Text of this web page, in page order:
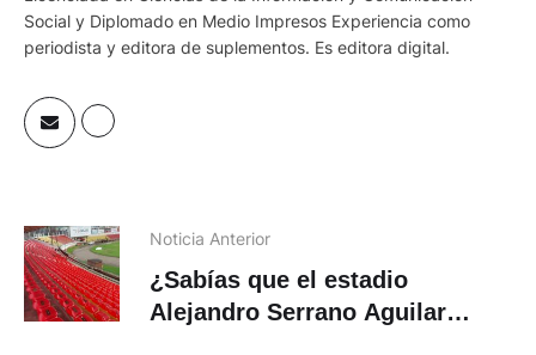
Licenciada en Ciencias de la Información y Comunicación
Social y Diplomado en Medio Impresos Experiencia como
¿Sabías que el estadio